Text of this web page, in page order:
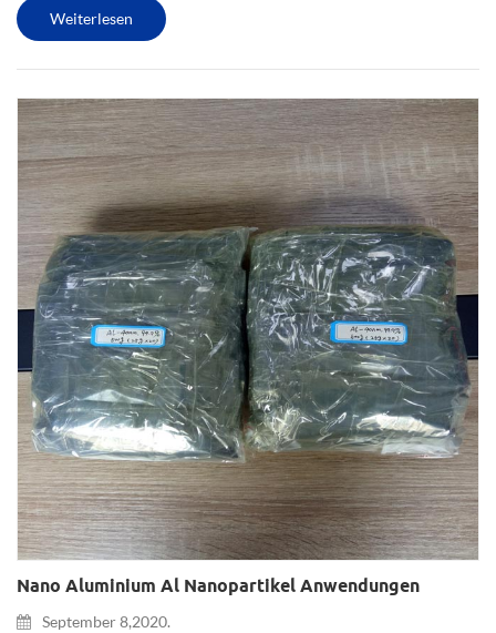
notwendig, die Oberfläche von Nano-Kupferpartike...
Weiterlesen
Nano Aluminium Al Nanopartikel Anwendungen
September 8,2020.